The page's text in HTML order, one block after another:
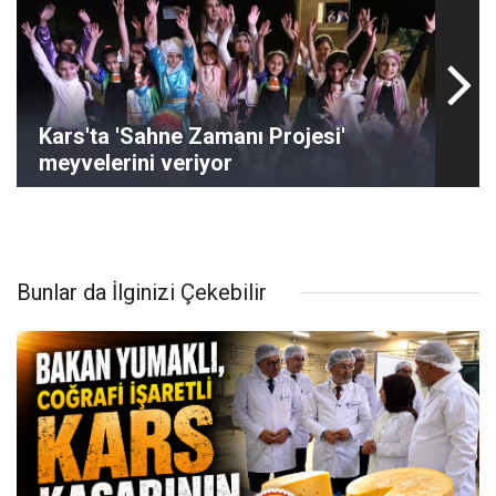
Kars'ta 'Sahne Zamanı Projesi'
meyvelerini veriyor
Bunlar da İlginizi Çekebilir